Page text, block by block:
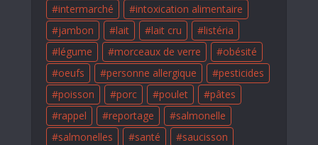
intermarché
intoxication alimentaire
jambon
lait lait cru
listéria
légume
morceaux de verre
obésité
oeufs
personne allergique
pesticides
poisson
porc poulet
pâtes
rappel
reportage
salmonelle
salmonelles
santé saucisson